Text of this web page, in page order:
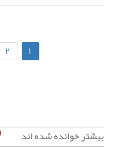
۱ ۲
بیشتر خوانده شده اند